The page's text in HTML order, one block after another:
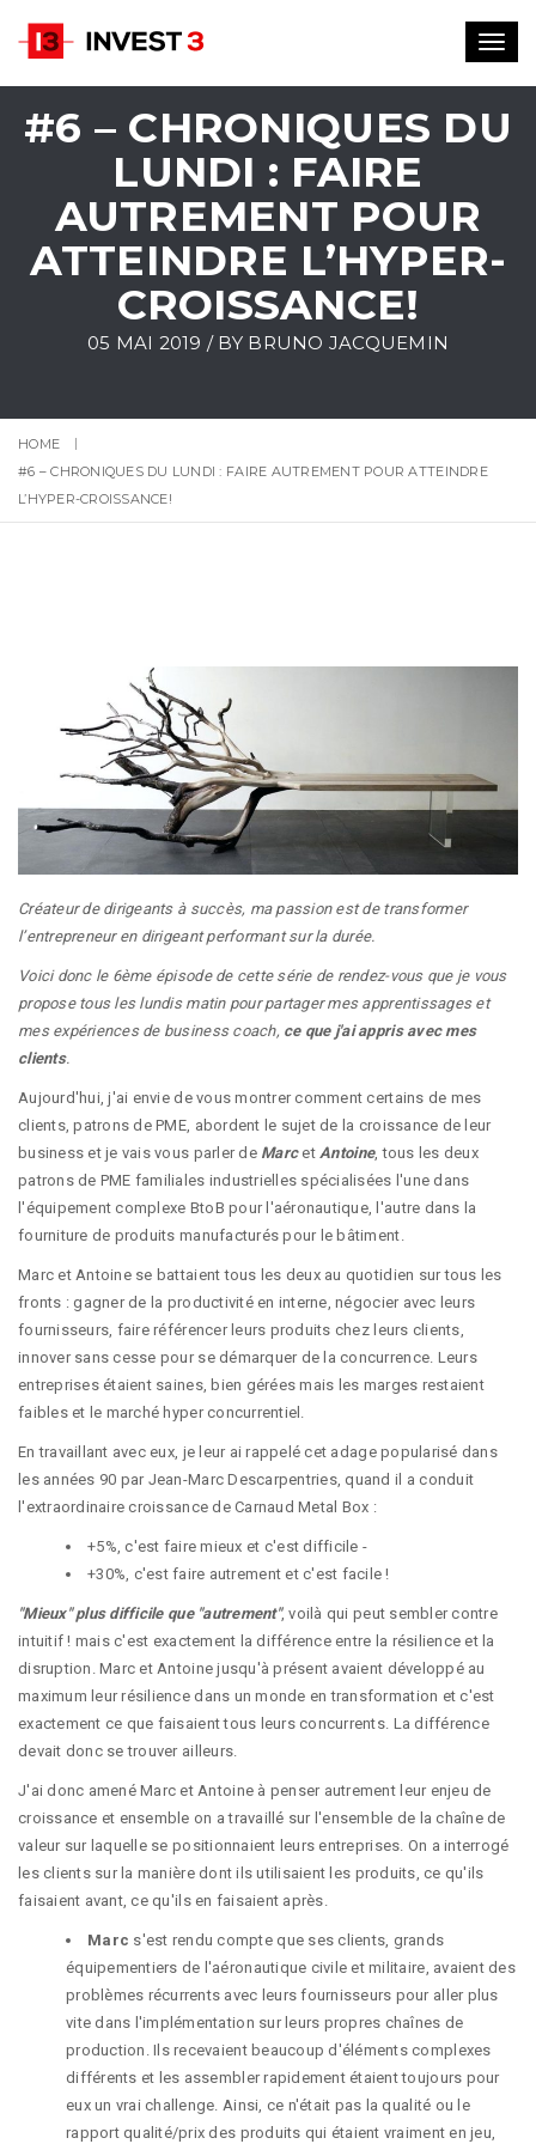
#6 – CHRONIQUES DU
LUNDI : FAIRE
AUTREMENT POUR
ATTEINDRE L’HYPER-
CROISSANCE!
05 MAI 2019 / BY BRUNO JACQUEMIN
HOME
#6 – CHRONIQUES DU LUNDI : FAIRE AUTREMENT POUR ATTEINDRE
L’HYPER-CROISSANCE!
Créateur de dirigeants à succès, ma passion est de transformer
l’entrepreneur en dirigeant performant sur la durée.
Voici donc le 6ème épisode de cette série de rendez-vous que je vous
propose tous les lundis matin pour partager mes apprentissages et
mes expériences de business coach, ce que j'ai appris avec mes
clients.
Aujourd'hui, j'ai envie de vous montrer comment certains de mes
clients, patrons de PME, abordent le sujet de la croissance de leur
business et je vais vous parler de Marcet Antoine, tous les deux
patrons de PME familiales industrielles spécialisées l'une dans
l'équipement complexe BtoB pour l'aéronautique, l'autre dans la
fourniture de produits manufacturés pour le bâtiment.
Marc et Antoine se battaient tous les deux au quotidien sur tous les
fronts : gagner de la productivité en interne, négocier avec leurs
fournisseurs, faire référencer leurs produits chez leurs clients,
innover sans cesse pour se démarquer de la concurrence. Leurs
entreprises étaient saines, bien gérées mais les marges restaient
faibles et le marché hyper concurrentiel.
En travaillant avec eux, je leur ai rappelé cet adage popularisé dans
les années 90 par Jean-Marc Descarpentries, quand il a conduit
l'extraordinaire croissance de Carnaud Metal Box :
+5%, c'est faire mieux et c'est difficile -
+30%, c'est faire autrement et c'est facile !
"Mieux" plus difficile que "autrement", voilà qui peut sembler contre
intuitif ! mais c'est exactement la différence entre la résilience et la
disruption. Marc et Antoine jusqu'à présent avaient développé au
maximum leur résilience dans un monde en transformation et c'est
exactement ce que faisaient tous leurs concurrents. La différence
devait donc se trouver ailleurs.
J'ai donc amené Marc et Antoine à penser autrement leur enjeu de
croissance et ensemble on a travaillé sur l'ensemble de la chaîne de
valeur sur laquelle se positionnaient leurs entreprises. On a interrogé
les clients sur la manière dont ils utilisaient les produits, ce qu'ils
faisaient avant, ce qu'ils en faisaient après.
Marc s'est rendu compte que ses clients, grands
équipementiers de l'aéronautique civile et militaire, avaient des
problèmes récurrents avec leurs fournisseurs pour aller plus
vite dans l'implémentation sur leurs propres chaînes de
production. Ils recevaient beaucoup d'éléments complexes
différents et les assembler rapidement étaient toujours pour
eux un vrai challenge. Ainsi, ce n'était pas la qualité ou le
rapport qualité/prix des produits qui étaient vraiment en jeu,